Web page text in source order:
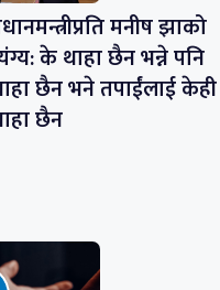
मनीष झाको
के थाहा छैन भन्ने पनि
छैन भने तपाईंलाई केही
छैन